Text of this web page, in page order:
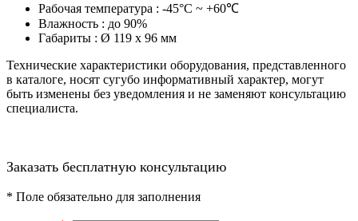
Рабочая температура : -45°C ~ +60℃
Влажность : до 90%
Габариты : Ø 119 x 96 мм
Технические характеристики оборудования, представленного
в каталоге, носят сугубо информативный характер, могут
быть изменены без уведомления и не заменяют консультацию
специалиста.
Заказать бесплатную консультацию
* Поле обязательно для заполнения